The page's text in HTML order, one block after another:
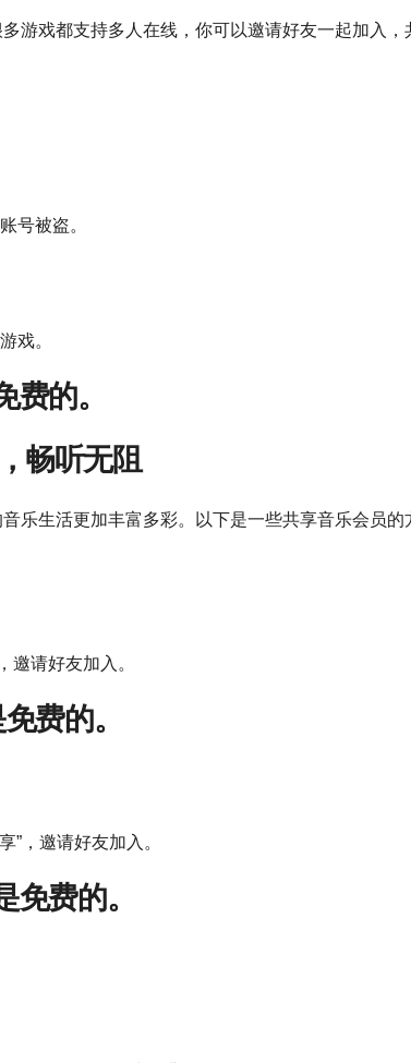
游戏都支持多人在线，你可以邀请好友一起加入，
号被盗。
戏。
的。
畅听无阻
乐生活更加丰富多彩。以下是一些共享音乐会员的
邀请好友加入。
费的。
”，邀请好友加入。
费的。